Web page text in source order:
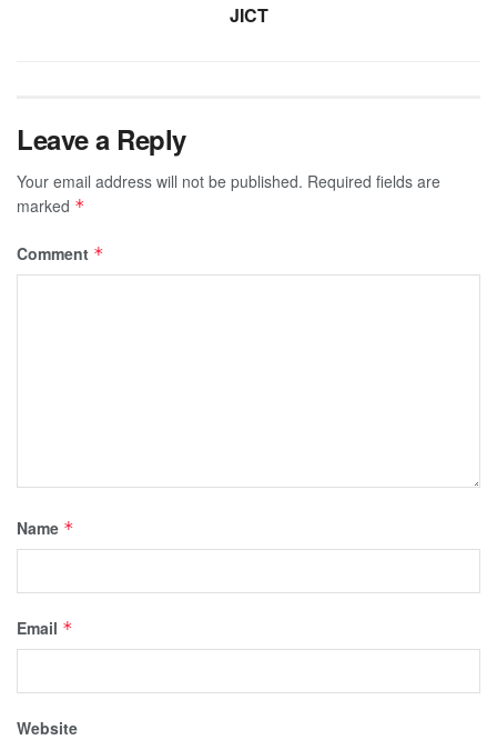
JICT
Leave a Reply
Your email address will not be published. Required fields are
marked *
Comment *
Name *
Email *
Website